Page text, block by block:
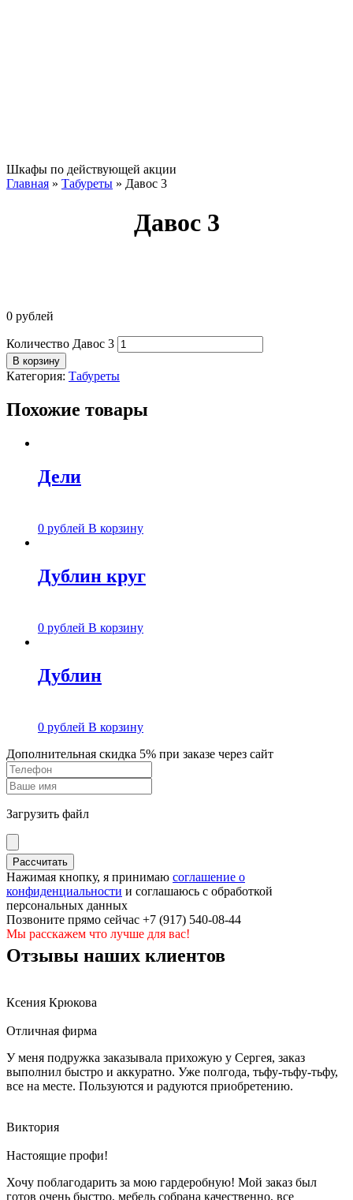
Шкафы по действующей акции
Главная » Табуреты » Давос 3
Давос 3
0 рублей
Количество Давос 3
В корзину
Категория: Табуреты
Похожие товары
Дели
0 рублей В корзину
Дублин круг
0 рублей В корзину
Дублин
0 рублей В корзину
Дополнительная скидка 5% при заказе через сайт
Загрузить файл
Нажимая кнопку, я принимаю соглашение о
конфиденциальности и соглашаюсь с обработкой
персональных данных
Позвоните прямо сейчас +7 (917) 540-08-44
Мы расскажем что лучше для вас!
Отзывы наших клиентов
Ксения Крюкова
Отличная фирма
У меня подружка заказывала прихожую у Сергея, заказ
выполнил быстро и аккуратно. Уже полгода, тьфу-тьфу-тьфу,
все на месте. Пользуются и радуются приобретению.
Виктория
Настоящие профи!
Хочу поблагодарить за мою гардеробную! Мой заказ был
готов очень быстро, мебель собрана качественно, все